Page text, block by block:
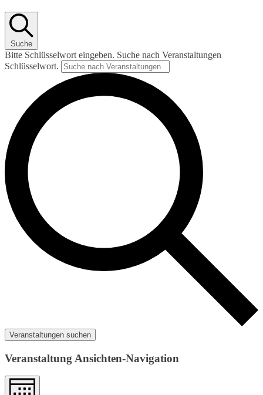
Suche
Bitte Schlüsselwort eingeben. Suche nach Veranstaltungen
Schlüsselwort.
Veranstaltungen suchen
Veranstaltung Ansichten-Navigation